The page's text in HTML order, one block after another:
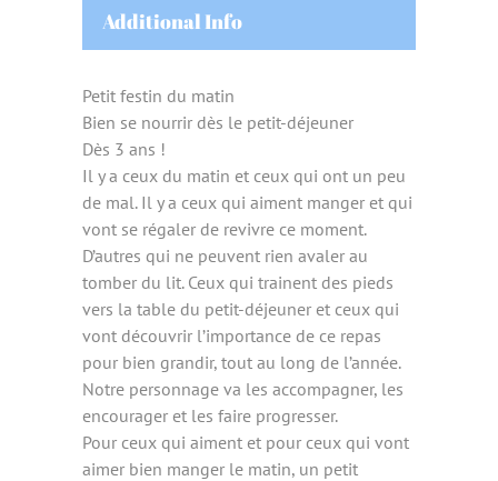
Additional Info
Petit festin du matin
Bien se nourrir dès le petit-déjeuner
Dès 3 ans !
Il y a ceux du matin et ceux qui ont un peu
de mal. Il y a ceux qui aiment manger et qui
vont se régaler de revivre ce moment.
D’autres qui ne peuvent rien avaler au
tomber du lit. Ceux qui trainent des pieds
vers la table du petit-déjeuner et ceux qui
vont découvrir l’importance de ce repas
pour bien grandir, tout au long de l’année.
Notre personnage va les accompagner, les
encourager et les faire progresser.
Pour ceux qui aiment et pour ceux qui vont
aimer bien manger le matin, un petit